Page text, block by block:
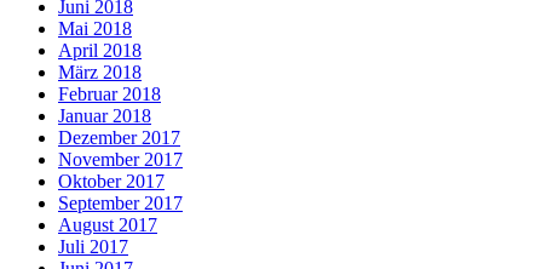
Juni 2018
Mai 2018
April 2018
März 2018
Februar 2018
Januar 2018
Dezember 2017
November 2017
Oktober 2017
September 2017
August 2017
Juli 2017